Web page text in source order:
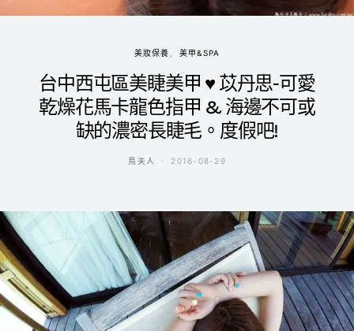
美妝保養 美甲&SPA
台中西屯區美睫美甲 ♥ 苡丹思-可愛
乾燥花馬卡龍色指甲 & 海邊不可或
缺的濃密長睫毛。度假吧!
鳥夫人 2016-08-29